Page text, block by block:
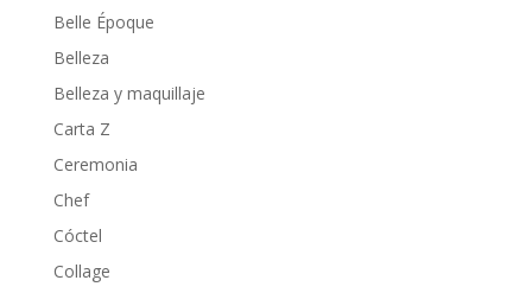
Belle Époque
Belleza
Belleza y maquillaje
Carta Z
Ceremonia
Chef
Cóctel
Collage